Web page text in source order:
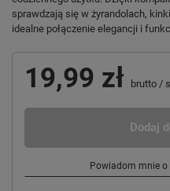
sprawdzają się w żyrandolach,
idealne połączenie elegancji i
19,99 zł brutto /
Dodaj
Powiadom mnie